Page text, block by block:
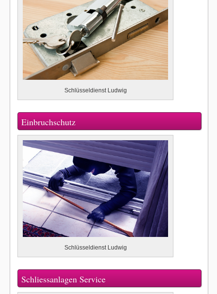
Schlüsseldienst Ludwig
Einbruchschutz
Schlüsseldienst Ludwig
Schliessanlagen Service